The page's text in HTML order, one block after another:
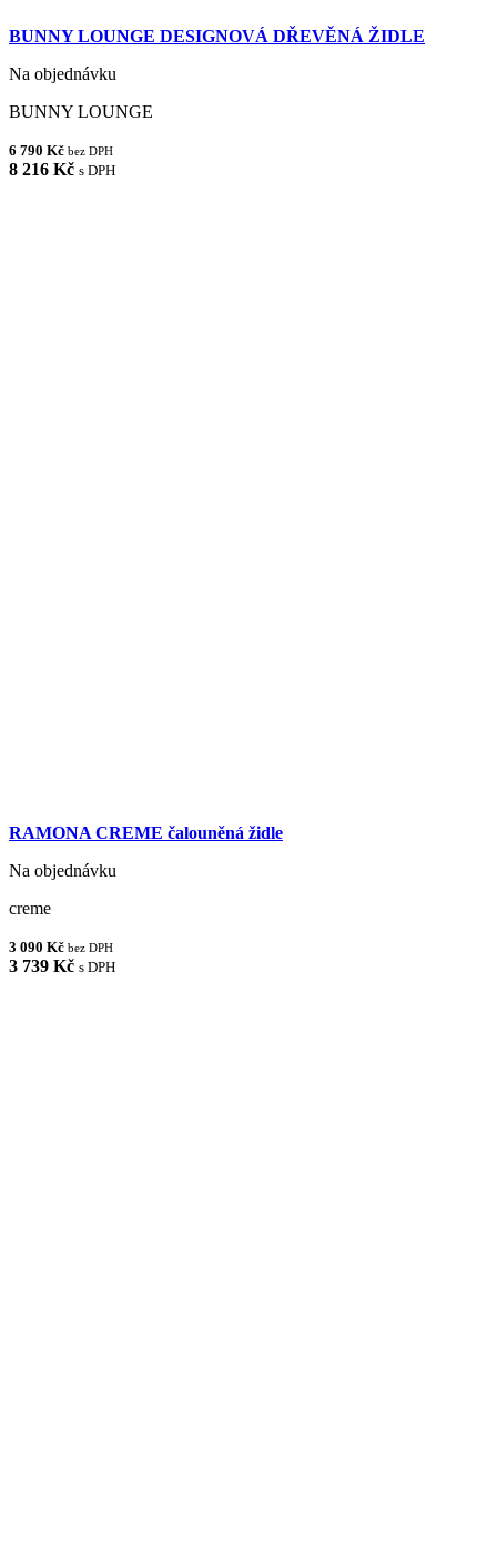
BUNNY LOUNGE DESIGNOVÁ DŘEVĚNÁ ŽIDLE
Na objednávku
BUNNY LOUNGE
6 790 Kč bez DPH
8 216 Kč s DPH
RAMONA CREME čalouněná židle
Na objednávku
creme
3 090 Kč bez DPH
3 739 Kč s DPH